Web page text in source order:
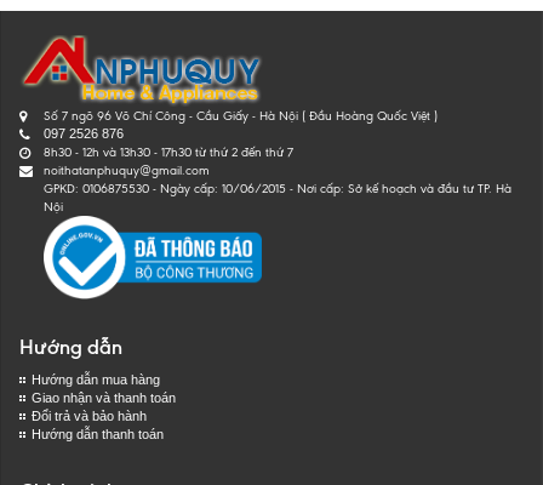
Số 7 ngõ 96 Võ Chí Công - Cầu Giấy - Hà Nội ( Đầu Hoàng Quốc Việt )
097 2526 876
8h30 - 12h và 13h30 - 17h30 từ thứ 2 đến thứ 7
noithatanphuquy@gmail.com
GPKD: 0106875530 - Ngày cấp: 10/06/2015 - Nơi cấp: Sở kế hoạch và đầu tư TP. Hà
Nội
Hướng dẫn
Hướng dẫn mua hàng
Giao nhận và thanh toán
Đổi trả và bảo hành
Hướng dẫn thanh toán